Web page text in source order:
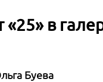
в
Буева